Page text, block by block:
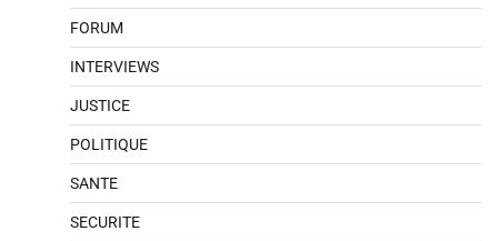
FORUM
INTERVIEWS
JUSTICE
POLITIQUE
SANTE
SECURITE